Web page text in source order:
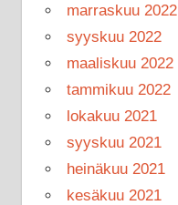
marraskuu 2022
syyskuu 2022
maaliskuu 2022
tammikuu 2022
lokakuu 2021
syyskuu 2021
heinäkuu 2021
kesäkuu 2021